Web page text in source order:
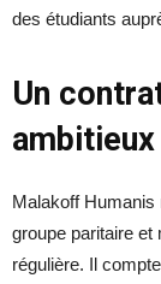
des étudiants
Un
ambitieux
Malakoff Humanis
groupe paritaire et
régulière. Il